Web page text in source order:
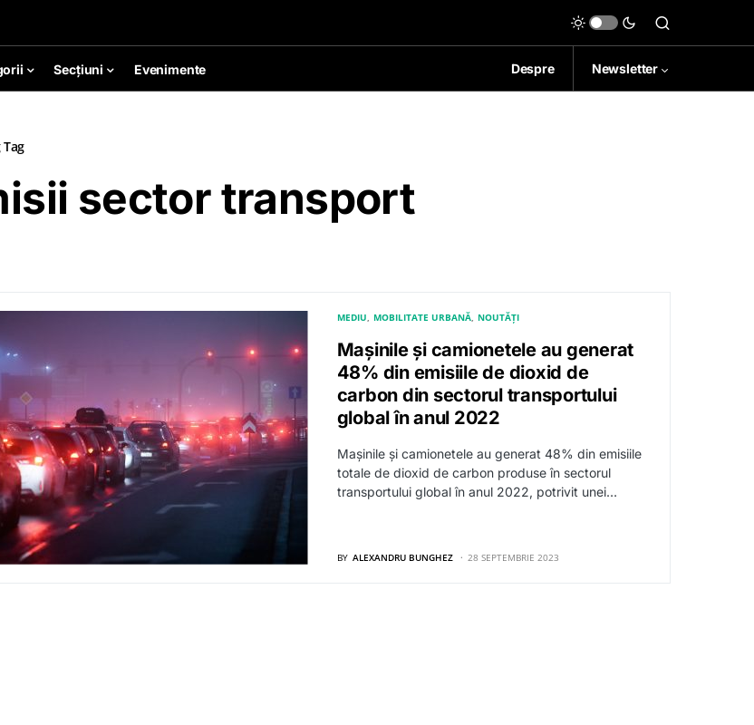
Secțiuni Evenimente Despre Newsletter
sector transport
MEDIU MOBILITATE URBANĂ NOUTĂȚI
Mașinile și camionetele au generat
48% din emisiile de dioxid de
carbon din sectorul transportului
global în anul 2022
Mașinile și camionetele au generat 48% din emisiile
totale de dioxid de carbon produse în sectorul
transportului global în anul 2022, potrivit unei…
BY ALEXANDRU BUNGHEZ 28 SEPTEMBRIE 2023